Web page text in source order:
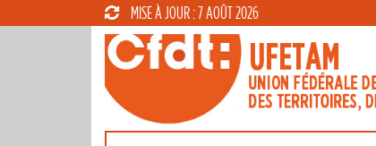
MISE À JOUR : 7 AOÛT 2026